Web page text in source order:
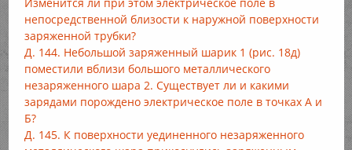
непосредственной близости к наружной поверхности
заряженной трубки?
Д. 144. Небольшой заряженный шарик 1 (рис. 18д)
поместили вблизи большого металлического
незаряженного шара 2. Существует ли и какими
зарядами порождено электрическое поле в точках А и
Б?
Д. 145. К поверхности уединенного незаряженного